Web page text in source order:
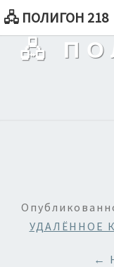
🖧 ПОЛИГОН 218
🖧
УДАЛЁННОЕ
←